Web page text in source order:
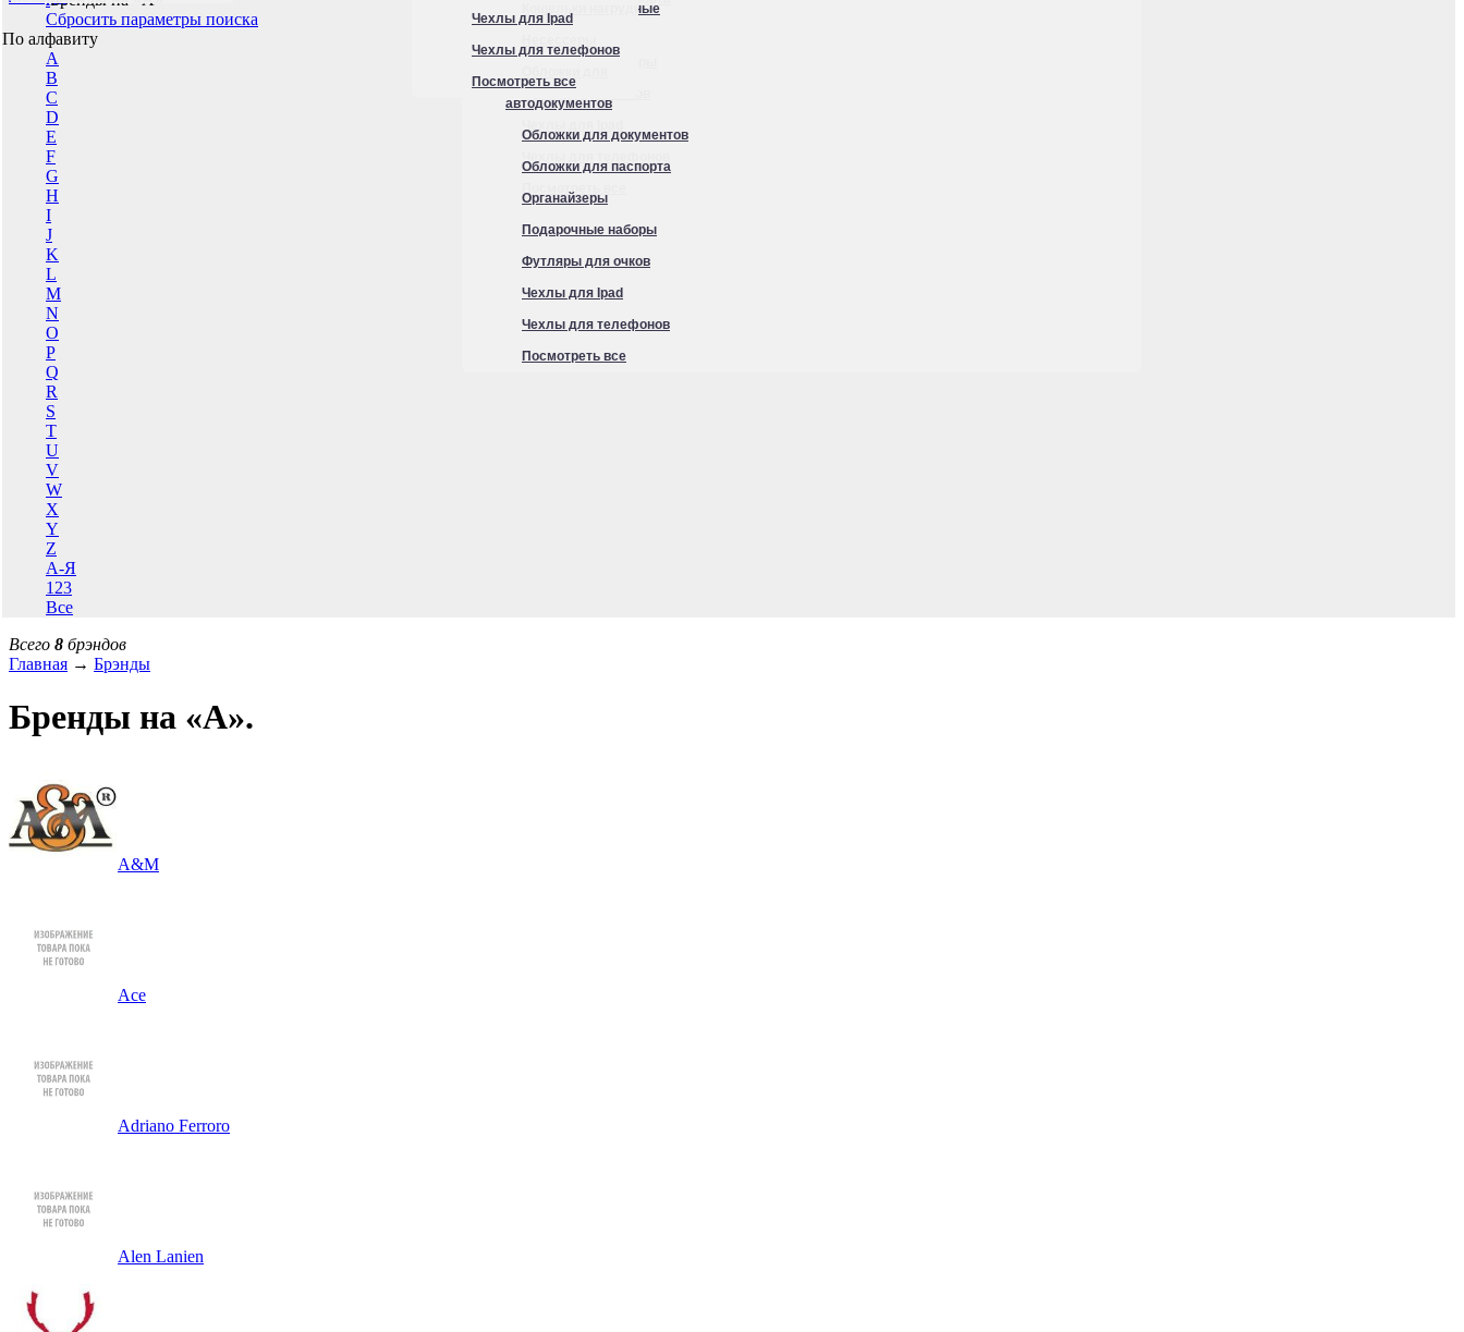
Посмотреть все
Кошельки нагрудные
автодокументов
Обложки для документов
Обложки для паспорта
Органайзеры
Подарочные наборы
Футляры для очков
Чехлы для Ipad
Чехлы для телефонов
Посмотреть все
Чехлы для Ipad
Чехлы для телефонов
Посмотреть все
Сбросить параметры поиска
По алфавиту
A
B
C
D
E
F
G
H
I
J
K
L
M
N
O
P
Q
R
S
T
U
V
W
X
Y
Z
А-Я
123
Все
Всего 8 брэндов
Главная → Брэнды
Бренды на «A».
A&M
Ace
Adriano Ferroro
Alen Lanien